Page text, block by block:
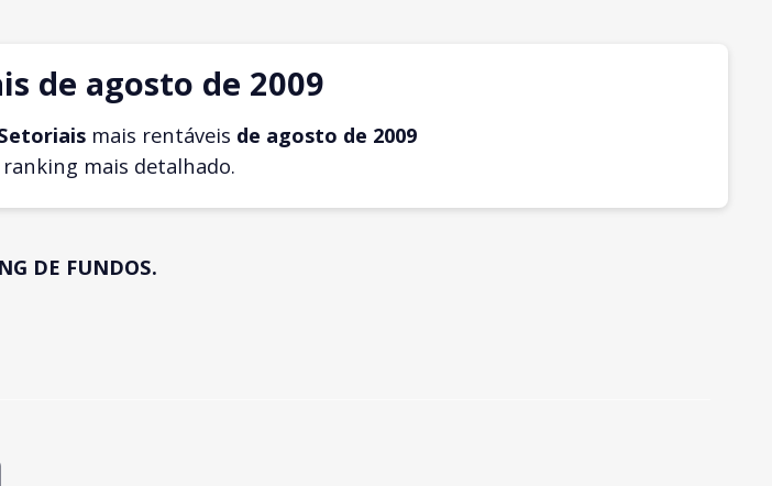
de agosto de 2009
mais rentáveis de agosto de 2009
mais detalhado.
DE FUNDOS.